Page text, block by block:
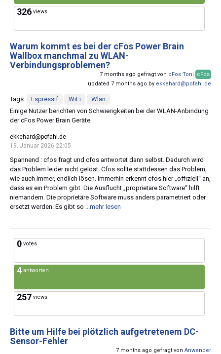
326 views
Warum kommt es bei der cFos Power Brain
Wallbox manchmal zu WLAN-
Verbindungsproblemen?
7 months ago gefragt von cFos Toni
cFos
updated 7 months ago by ekkehard@pofahl.de
Tags: Espressif WiFi
Wlan
Einige Nutzer berichten von Schwierigkeiten bei der WLAN-Anbindung
der cFos Power Brain Geräte.
ekkehard@pofahl.de
19. Januar 2026 22:05
Spannend : cfos fragt und cfos antwortet dann selbst. Dadurch wird
das Problem leider nicht gelöst. Cfos sollte stattdessen das Problem,
wie auch immer, endlich lösen. Immerhin erkennt cfos hier „offiziell“ an,
dass es ein Problem gibt. Die Ausflucht „proprietäre Software“ hilft
niemandem. Die proprietäre Software muss anders parametriert oder
ersetzt werden. Es gibt so
...mehr lesen
0 votes
4 antworten
257 views
Bitte um Hilfe bei plötzlich aufgetretenem DC-
Sensor-Fehler
7 months ago gefragt von Anwender